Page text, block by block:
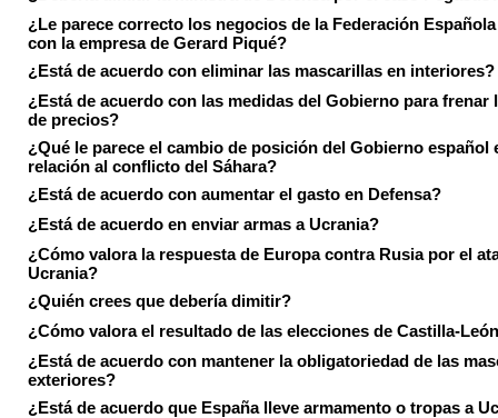
¿Le parece correcto los negocios de la Federación
con la empresa de Gerard Piqué?
¿Está de acuerdo con eliminar las mascarillas en interiores?
¿Está de acuerdo con las medidas del Gobierno para frenar
de precios?
¿Qué le parece el cambio de posición del Gobierno español
relación al conflicto del Sáhara?
¿Está de acuerdo con aumentar el gasto en Defensa?
¿Está de acuerdo en enviar armas a Ucrania?
¿Cómo valora la respuesta de Europa contra Rusia por el
Ucrania?
¿Quién crees que debería dimitir?
¿Cómo valora el resultado de las elecciones de Castilla-
¿Está de acuerdo con mantener la obligatoriedad de las
exteriores?
¿Está de acuerdo que España lleve armamento o tropas a